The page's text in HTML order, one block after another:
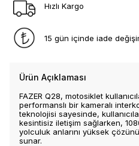
Hızlı Kargo
15 gün içinde iade
Ürün Açıklaması
FAZER Q28, motosiklet
performanslı bir kameralı
teknolojisi sayesinde,
kesintisiz iletişim sağlarken,
yolculuk anlarını yüksek
sunar.